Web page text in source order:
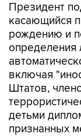
Президент
касающийся
рождению и
определения
включая
Штатов,
детьми
признанных